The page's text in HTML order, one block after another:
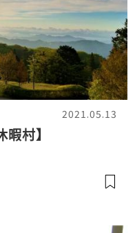
2021.05.13
村】